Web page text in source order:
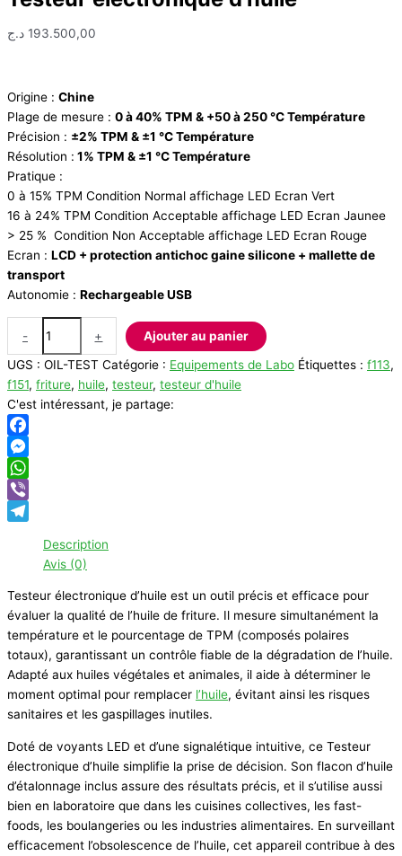
193.500,00 د.ج
Origine : Chine
Plage de mesure : 0 à 40% TPM & +50 à 250 °C Température
Précision : ±2% TPM & ±1 °C Température
Résolution : 1% TPM & ±1 °C Température
Pratique :
0 à 15% TPM Condition Normal affichage LED Ecran Vert
16 à 24% TPM Condition Acceptable affichage LED Ecran Jaunee
> 25 % Condition Non Acceptable affichage LED Ecran Rouge
Ecran : LCD + protection antichoc gaine silicone + mallette de
transport
Autonomie : Rechargeable USB
-
Testeur
électronique
d’huile
+
Ajouter au panier
UGS : OIL-TEST Catégorie : Equipements de Labo Étiquettes : f113,
f151, friture, huile, testeur, testeur d'huile
C'est intéressant, je partage:
Facebook
Messenger
WhatsApp
Viber
Description
Avis (0)
Testeur électronique d’huile est un outil précis et efficace pour
évaluer la qualité de l’huile de friture. Il mesure simultanément la
température et le pourcentage de TPM (composés polaires
totaux), garantissant un contrôle fiable de la dégradation de l’huile.
Adapté aux huiles végétales et animales, il aide à déterminer le
moment optimal pour remplacer l’huile, évitant ainsi les risques
sanitaires et les gaspillages inutiles.
Doté de voyants LED et d’une signalétique intuitive, ce Testeur
électronique d’huile simplifie la prise de décision. Son flacon d’huile
d’étalonnage inclus assure des résultats précis, et il s’utilise aussi
bien en laboratoire que dans les cuisines collectives, les fast-
foods, les boulangeries ou les industries alimentaires. En surveillant
efficacement l’obsolescence de l’huile, cet appareil contribue à des